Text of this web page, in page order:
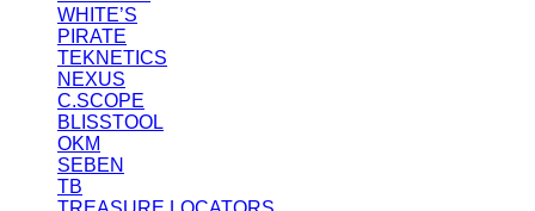
WHITE’S
PIRATE
TEKNETICS
NEXUS
C.SCOPE
BLISSTOOL
OKM
SEBEN
TB